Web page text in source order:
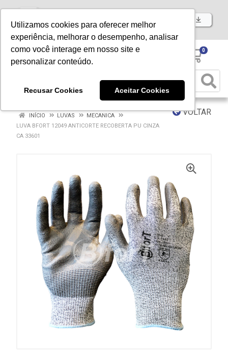
Utilizamos cookies para oferecer melhor
experiência, melhorar o desempenho, analisar
como você interage em nosso site e
personalizar conteúdo.
Recusar Cookies Aceitar Cookies
Baixe já nosso APP
0
VOLTAR
INÍCIO LUVAS
MECANICA
LUVA BFORT 12049 ANTICORTE RECOBERTA PU CINZA
CA 33601